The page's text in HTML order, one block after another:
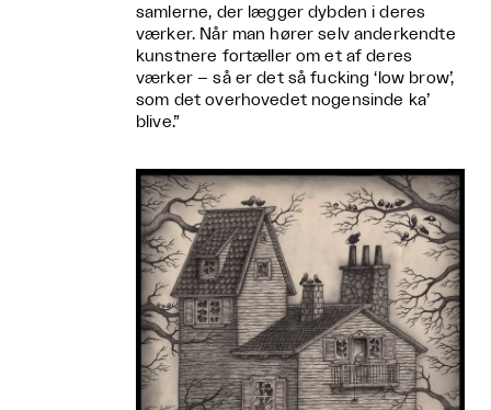
samlerne, der lægger dybden i deres
værker. Når man hører selv anderkendte
kunstnere fortæller om et af deres
værker – så er det så fucking ‘low brow’,
som det overhovedet nogensinde ka’
blive.”